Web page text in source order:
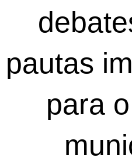
pautas
para